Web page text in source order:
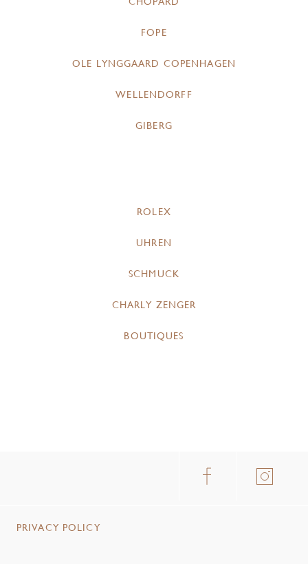
FOPE
OLE LYNGGAARD COPENHAGEN
WELLENDORFF
GIBERG
ROLEX
UHREN
SCHMUCK
CHARLY ZENGER
BOUTIQUES
PRIVACY POLICY